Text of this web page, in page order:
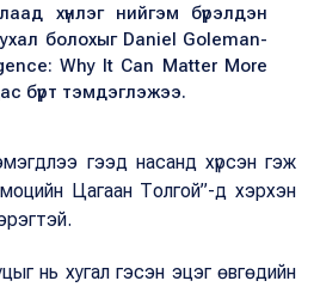
хүнлэг нийгэм бүрэлдэн
болохыг Daniel Goleman-
Why It Can Matter More
бүрт тэмдэглэжээ.
гээд насанд хүрсэн гэж
Цагаан Толгой”-д хэрхэн
нь хугал гэсэн эцэг өвгөдийн